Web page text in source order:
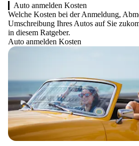
Auto anmelden Kosten
Welche Kosten bei der Anmeldung,
Umschreibung Ihres Autos auf Sie
in diesem Ratgeber.
Auto anmelden Kosten